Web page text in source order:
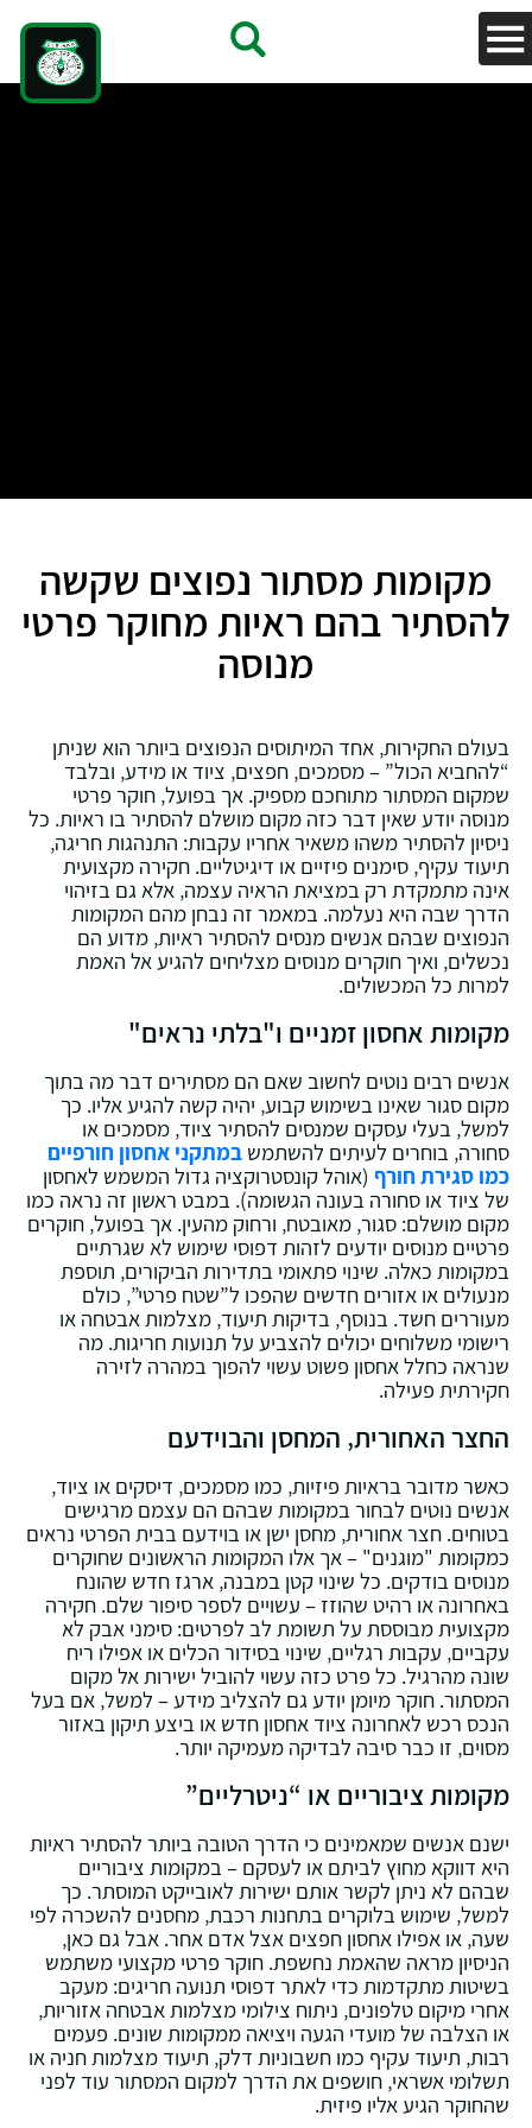
מקומות מסתור נפוצים שקשה
להסתיר בהם ראיות מחוקר פרטי
מנוסה
בעולם החקירות‚ אחד המיתוסים הנפוצים ביותר הוא שניתן
“להחביא הכול” – מסמכים‚ חפצים‚ ציוד או מידע‚ ובלבד
שמקום המסתור מתוחכם מספיק. אך בפועל‚ חוקר פרטי
מנוסה יודע שאין דבר כזה מקום מושלם להסתיר בו ראיות. כל
ניסיון להסתיר משהו משאיר אחריו עקבות: התנהגות חריגה‚
תיעוד עקיף‚ סימנים פיזיים או דיגיטליים. חקירה מקצועית
אינה מתמקדת רק במציאת הראיה עצמה‚ אלא גם בזיהוי
הדרך שבה היא נעלמה. במאמר זה נבחן מהם המקומות
הנפוצים שבהם אנשים מנסים להסתיר ראיות‚ מדוע הם
נכשלים‚ ואיך חוקרים מנוסים מצליחים להגיע אל האמת
למרות כל המכשולים.
מקומות אחסון זמניים ו"בלתי נראים"
אנשים רבים נוטים לחשוב שאם הם מסתירים דבר מה בתוך
מקום סגור שאינו בשימוש קבוע‚ יהיה קשה להגיע אליו. כך
למשל‚ בעלי עסקים שמנסים להסתיר ציוד‚ מסמכים או
סחורה‚ בוחרים לעיתים להשתמשבמתקני אחסון חורפיים
כמו סגירת חורף (אוהל קונסטרוקציה גדול המשמש לאחסון
של ציוד או סחורה בעונה הגשומה). במבט ראשון זה נראה כמו
מקום מושלם: סגור‚ מאובטח‚ ורחוק מהעין. אך בפועל‚ חוקרים
פרטיים מנוסים יודעים לזהות דפוסי שימוש לא שגרתיים
במקומות כאלה. שינוי פתאומי בתדירות הביקורים‚ תוספת
מנעולים או אזורים חדשים שהפכו ל”שטח פרטי”‚ כולם
מעוררים חשד. בנוסף‚ בדיקות תיעוד‚ מצלמות אבטחה או
רישומי משלוחים יכולים להצביע על תנועות חריגות. מה
שנראה כחלל אחסון פשוט עשוי להפוך במהרה לזירה
חקירתית פעילה.
החצר האחורית‚ המחסן והבוידעם
כאשר מדובר בראיות פיזיות‚ כמו מסמכים‚ דיסקים או ציוד‚
אנשים נוטים לבחור במקומות שבהם הם עצמם מרגישים
בטוחים. חצר אחורית‚ מחסן ישן או בוידעם בבית הפרטי נראים
כמקומות "מוגנים" – אך אלו המקומות הראשונים שחוקרים
מנוסים בודקים. כל שינוי קטן במבנה‚ ארגז חדש שהונח
באחרונה או רהיט שהוזז – עשויים לספר סיפור שלם. חקירה
מקצועית מבוססת על תשומת לב לפרטים: סימני אבק לא
עקביים‚ עקבות רגליים‚ שינוי בסידור הכלים או אפילו ריח
שונה מהרגיל. כל פרט כזה עשוי להוביל ישירות אל מקום
המסתור. חוקר מיומן יודע גם להצליב מידע – למשל‚ אם בעל
הנכס רכש לאחרונה ציוד אחסון חדש או ביצע תיקון באזור
מסוים‚ זו כבר סיבה לבדיקה מעמיקה יותר.
מקומות ציבוריים או “ניטרליים”
ישנם אנשים שמאמינים כי הדרך הטובה ביותר להסתיר ראיות
היא דווקא מחוץ לביתם או לעסקם – במקומות ציבוריים
שבהם לא ניתן לקשר אותם ישירות לאובייקט המוסתר. כך
למשל‚ שימוש בלוקרים בתחנות רכבת‚ מחסנים להשכרה לפי
שעה‚ או אפילו אחסון חפצים אצל אדם אחר. אבל גם כאן‚
הניסיון מראה שהאמת נחשפת. חוקר פרטי מקצועי משתמש
בשיטות מתקדמות כדי לאתר דפוסי תנועה חריגים: מעקב
אחרי מיקום טלפונים‚ ניתוח צילומי מצלמות אבטחה אזוריות‚
או הצלבה של מועדי הגעה ויציאה ממקומות שונים. פעמים
רבות‚ תיעוד עקיף כמו חשבוניות דלק‚ תיעוד מצלמות חניה או
תשלומי אשראי‚ חושפים את הדרך למקום המסתור עוד לפני
שהחוקר הגיע אליו פיזית.